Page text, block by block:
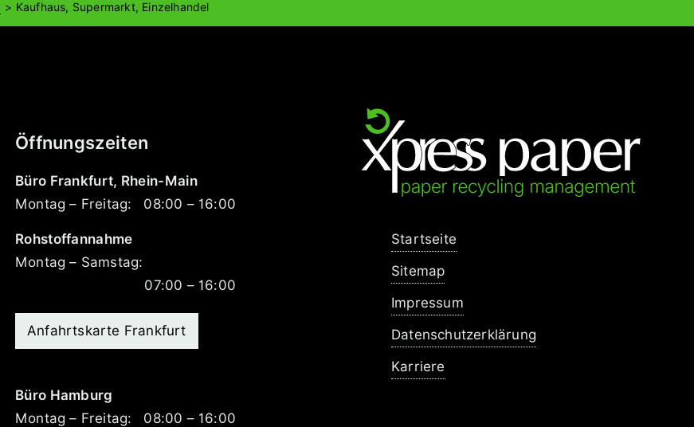
Kaufhaus, Supermarkt, Einzelhandel
Öffnungszeiten
Büro Frankfurt, Rhein-Main
Montag – Freitag:
08:00 – 16:00
Rohstoffannahme
Montag – Samstag:
07:00 – 16:00
Anfahrtskarte Frankfurt
Büro Hamburg
Montag – Freitag:
08:00 – 16:00
Navigation
überspringen
Startseite
Sitemap
Impressum
Datenschutzerklärung
Karriere